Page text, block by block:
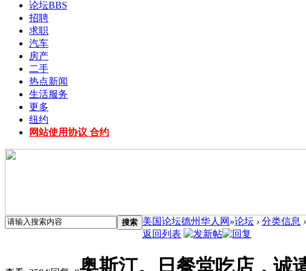
论坛BBS
招聘
求职
汽车
房产
二手
热点新闻
生活服务
更多
纽约
网站使用协议 合约
搜索 美国论坛德州华人网 »论坛 › 分类信息 ›
返回列表
奥斯汀。日餐堂吃店，诚